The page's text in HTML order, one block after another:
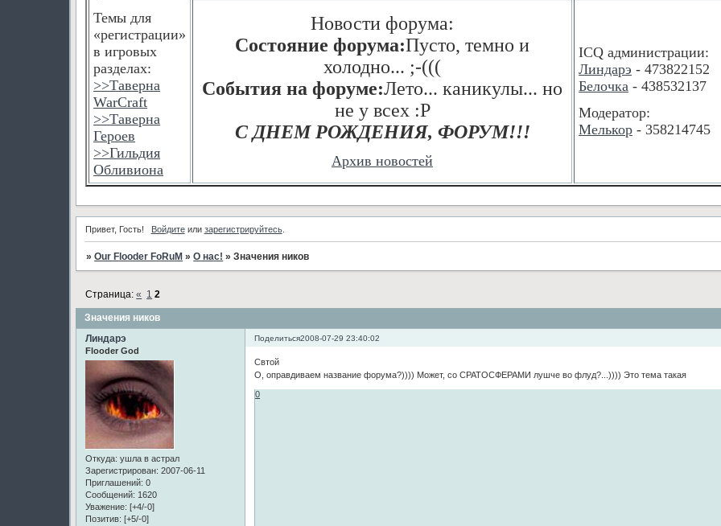
Темы для
«регистрации»
в игровых
разделах:
>>Таверна
WarCraft
>>Таверна
Героев
>>Гильдия
Обливиона
Новости форума:
Состояние форума:Пусто, темно и
холодно... ;-(((
События на форуме:Лето... каникулы... но
не у всех :P
С ДНЕМ РОЖДЕНИЯ, ФОРУМ!!!
Архив новостей
ICQ администрации:
Линдарэ - 473822152
Белочка - 438532137
Модератор:
Мелькор - 358214745
Привет, Гость! Войдитеили зарегистрируйтесь.
»Our Flooder FoRuM »О нас! »Значения ников
Значения ников
Страница:« 1 2
Поделиться2008-07-29 23:40:02
Линдарэ
Flooder God
Откуда: ушла в астрал
Зарегистрирован: 2007-06-11
Приглашений: 0
Сообщений: 1620
Уважение: [+4/-0]
Позитив: [+5/-0]
Свтой
О, оправдиваем название форума?)))) Может, со СРАТОСФЕРАМИ лушче во флуд?...)))) Это тема такая
0